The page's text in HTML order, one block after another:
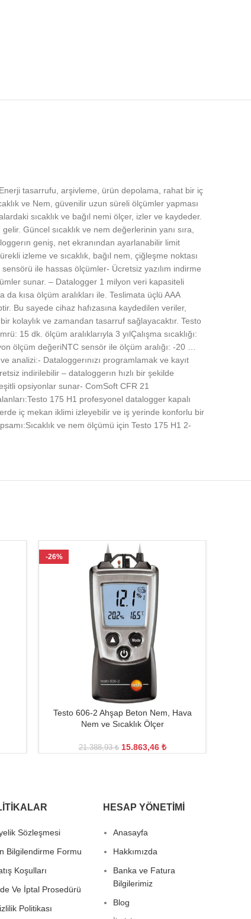
tasarrufu, arşivleme, ürün depolama, rahat bir iç
ve Nem, güvenilir uzun süreli ölçümler yapması
sıcaklık ve bağıl nemi ölçer, izler ve kaydeder.
Güncel sıcaklık ve nem değerlerinin yanı sıra,
geniş, net ekranından ayarlanabilir limit
izleme ve sıcaklık, bağıl nem, çiğleşme noktası
ile hassas ölçümler- Ücretsiz yazılım indirme
sunar. – Datalogger 1 milyon veri kapasiteli
kısa ölçüm aralıkları ile. Teslimata üçlü AAA
Bu sayede cihaz hafızasına kaydedilen veriler,
kolaylık ve zamandan tasarruf sağlayacaktır. Testo
15 dk. ölçüm aralıklarıyla 3 yılÇalışma sıcaklığı:
ölçüm değeriNTC sensör ile ölçüm aralığı: -20 …
analizi:- Dataloggerınızı programlamak ve kayıt
indirilebilir – dataloggerın hızlı bir şekilde
opsiyonlar sunar- ComSoft CFR 21
175 H1 profesyonel datalogger kapalı
iç mekan iklimi izleyebilir ve iş yerinde konforlu bir
ve nem ölçümü için Testo 175 H1 2-
-26%
Testo 606-2 Ahşap Beton Nem, Hava
Nem ve Sıcaklık Ölçer
21.388,93₺ 15.863,46 ₺
Sözleşmesi
Bilgilendirme Formu
Koşulları
Ve İptal Prosedürü
Politikası
HESAP YÖNETIMI
Anasayfa
Hakkımızda
Banka ve Fatura
Bilgilerimiz
Blog